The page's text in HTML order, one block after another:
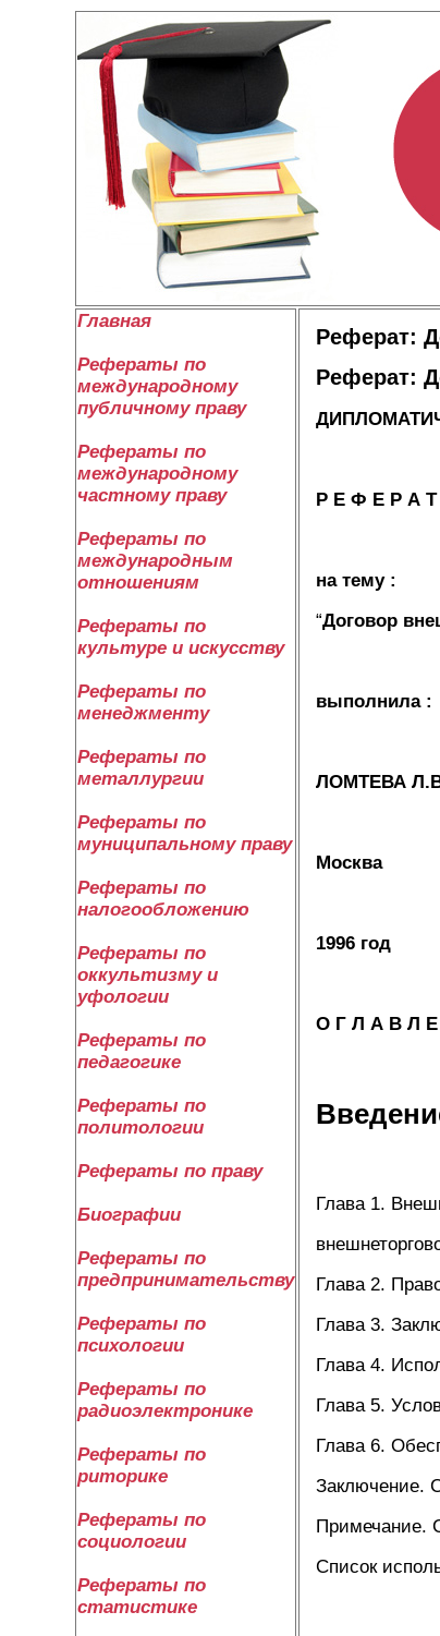
Главная
Рефераты по
международному
публичному праву
Рефераты по
международному
частному праву
Рефераты по
международным
отношениям
Рефераты по
культуре и искусству
Рефераты по
менеджменту
Рефераты по
металлургии
Рефераты по
муниципальному праву
Рефераты по
налогообложению
Рефераты по
оккультизму и
уфологии
Рефераты по
педагогике
Рефераты по
политологии
Рефераты по праву
Биографии
Рефераты по
предпринимательству
Рефераты по
психологии
Рефераты по
радиоэлектронике
Рефераты по
риторике
Рефераты по
социологии
Рефераты по
статистике
Реферат:
Реферат:
Р Е Ф Е Р А Т
на тему :
“Договор
выполнила :
ЛОМТЕВА
Москва
1996 год
О Г Л А В Л
Глава 1.
Глава 2.
Глава 3.
Глава 4.
Глава 5.
Глава 6.
Заключение.
Примечание.
Список